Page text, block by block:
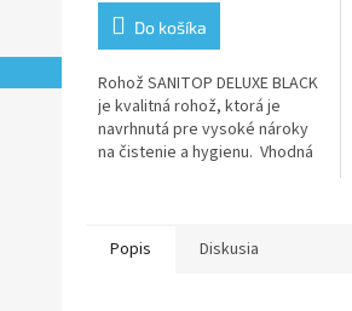
Do košíka
Rohož SANITOP DELUXE BLACK
je kvalitná rohož, ktorá je
navrhnutá pre vysoké nároky
na čistenie a hygienu. Vhodná
Popis Diskusia